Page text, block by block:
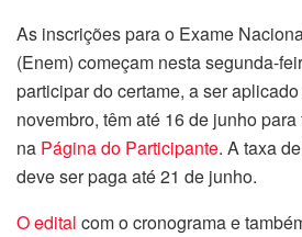
As inscrições para o Exame
(Enem) começam nesta segunda-
participar do certame, a ser
novembro, têm até 16 de junho
na Página do Participante. A taxa
deve ser paga até 21 de junho.
O edital com o cronograma e